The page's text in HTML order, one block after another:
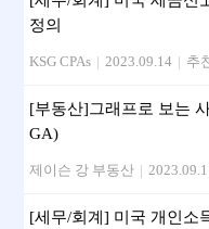
정의
KSG CPAs | 2023.09.14 | 추
[부동산]그래프로 보는
GA)
제이슨 강 부동산 |
[세무/회계] 미국 개인소